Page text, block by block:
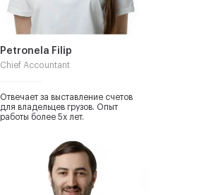
Petronela Filip
Chief Accountant
Отвечает за выставление счетов
для владельцев грузов. Опыт
работы более 5х лет.